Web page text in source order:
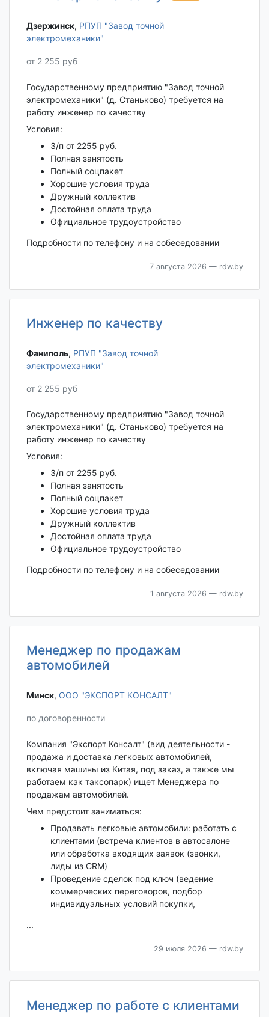
Дзержинск‎, РПУП "Завод точной
электромеханики"
от 2 255 руб
Государственному предприятию "Завод точной
электромеханики" (д. Станьково) требуется на
работу инженер по качеству
Условия:
З/п от 2255 руб.
Полная занятость
Полный соцпакет
Хорошие условия труда
Дружный коллектив
Достойная оплата труда
Официальное трудоустройство
Подробности по телефону и на собеседовании
7 августа 2026 — rdw.by
Инженер по качеству
Фаниполь‎, РПУП "Завод точной
электромеханики"
от 2 255 руб
Государственному предприятию "Завод точной
электромеханики" (д. Станьково) требуется на
работу инженер по качеству
Условия:
З/п от 2255 руб.
Полная занятость
Полный соцпакет
Хорошие условия труда
Дружный коллектив
Достойная оплата труда
Официальное трудоустройство
Подробности по телефону и на собеседовании
1 августа 2026 — rdw.by
Менеджер по продажам
автомобилей
Минск‎, ООО "ЭКСПОРТ КОНСАЛТ"
по договоренности
Компания "Экспорт Консалт" (вид деятельности -
продажа и доставка легковых автомобилей,
включая машины из Китая, под заказ, а также мы
работаем как таксопарк) ищет Менеджера по
продажам автомобилей.
Чем предстоит заниматься:
Продавать легковые автомобили: работать с
клиентами (встреча клиентов в автосалоне
или обработка входящих заявок (звонки,
лиды из CRM)
Проведение сделок под ключ (ведение
коммерческих переговоров, подбор
индивидуальных условий покупки,
...
29 июля 2026 — rdw.by
Менеджер по работе с клиентами